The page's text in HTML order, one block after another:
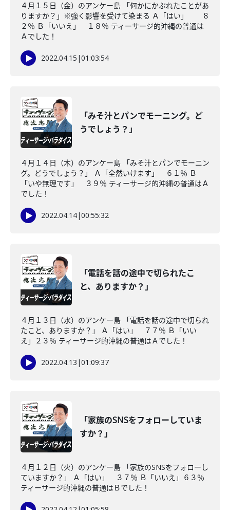
４月１５日（金）のアンケー島 「何かにかぶれたことがあ
りますか？」※強く影響を受けて染まる Ａ「はい」 ８
２％ Ｂ「いいえ」 １８％ ティーサージ的沖縄の普通は
Ａでした！
2022.04.15 |01:03:54
「みそ汁とパンでモーニング。ど
うでしょう？」
４月１４日（木）のアンケー島 「みそ汁とパンでモーニン
グ。どうでしょう？」 Ａ「全然いけます」 ６１％ Ｂ
「いや無理です」 ３９％ ティーサージ的沖縄の普通はＡ
でした！
2022.04.14|00:55:32
「電話を話の途中で切られたこ
と、ありますか？」
４月１３日（水）のアンケー島 「電話を話の途中で切られ
たこと、ありますか？」 Ａ「はい」 ７７％ Ｂ「いい
え」２３％ ティーサージ的沖縄の普通はＡでした！
2022.04.13 |01:09:37
「家族のSNSをフォローしていま
すか？」
４月１２日（火）のアンケー島 「家族のSNSをフォローし
ていますか？」 Ａ「はい」 ３７％ Ｂ「いいえ」６３％
ティーサージ的沖縄の普通はＢでした！